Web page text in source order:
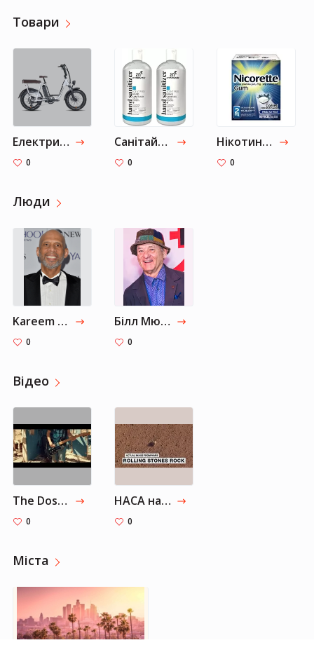
Товари
Електричний велосипед RadRunner Plus
0
Санітайзер для рук Artnaturals Hand Sanitizer
0
Нікотинова жуйка Nicorette проти куріння
0
Люди
Kareem Abdul-Jabbar
0
Білл Мюррей
0
Відео
The Dose - Thrill Of It (Офіційне відео)
0
НАСА назвала камінь на Марсі в честь групи Роллінг Стоунз
0
Міста